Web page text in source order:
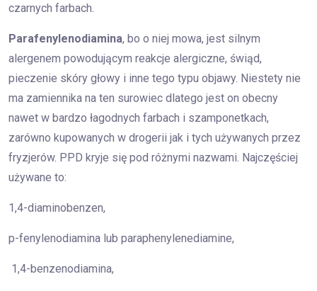
czarnych farbach.
Parafenylenodiamina, bo o niej mowa, jest silnym
alergenem powodującym reakcje alergiczne, świąd,
pieczenie skóry głowy i inne tego typu objawy. Niestety nie
ma zamiennika na ten surowiec dlatego jest on obecny
nawet w bardzo łagodnych farbach i szamponetkach,
zarówno kupowanych w drogerii jak i tych używanych przez
fryzjerów. PPD kryje się pod różnymi nazwami. Najczęściej
używane to:
1,4-diaminobenzen,
p-fenylenodiamina lub paraphenylenediamine,
1,4-benzenodiamina,